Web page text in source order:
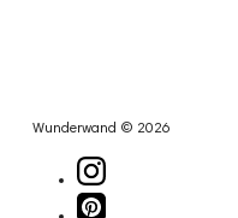
Wunderwand © 2026